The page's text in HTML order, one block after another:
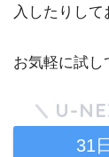
入したりして
お気軽に試し
U-
31